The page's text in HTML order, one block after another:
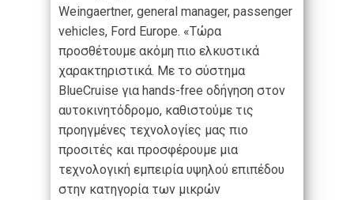
Weingaertner, general manager, passenger
vehicles, Ford Europe. «Τώρα
προσθέτουμε ακόμη πιο ελκυστικά
χαρακτηριστικά. Με το σύστημα
BlueCruise για hands-free οδήγηση στον
αυτοκινητόδρομο, καθιστούμε τις
προηγμένες τεχνολογίες μας πιο
προσιτές και προσφέρουμε μια
τεχνολογική εμπειρία υψηλού επιπέδου
στην κατηγορία των μικρών